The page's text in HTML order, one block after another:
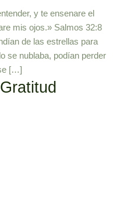
y te ensenare el
mis ojos.» Salmos 32:8
de las estrellas para
se nublaba, podían perder
[…]